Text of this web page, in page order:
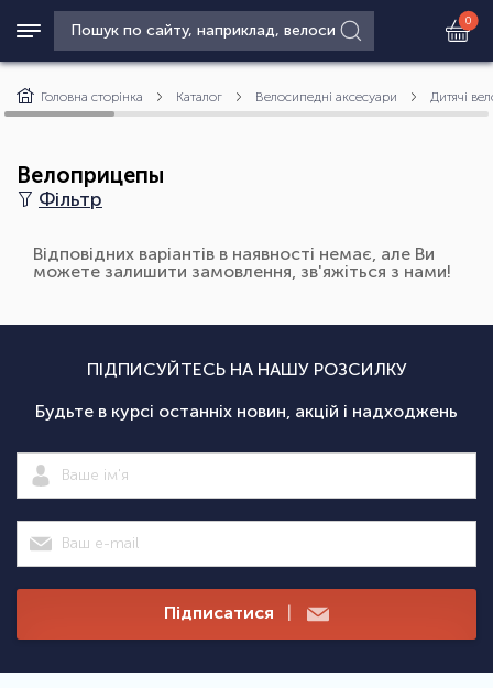
0
Головна сторінка Каталог Велосипедні аксесуари Дитячі
Велоприцепы
Фільтр
Відповідних варіантів в наявності немає, але Ви
можете залишити замовлення, зв'яжіться з нами!
ПІДПИСУЙТЕСЬ НА НАШУ РОЗСИЛКУ
Будьте в курсі останніх новин, акцій і надходжень
Підписатися |